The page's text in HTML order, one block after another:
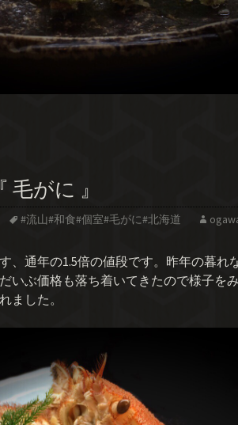
がに 』
#流山#和食#個室#毛がに#北海道
、通年の1.5倍の値段です。昨年の暮れ
いぶ価格も落ち着いてきたので様子を
ました。